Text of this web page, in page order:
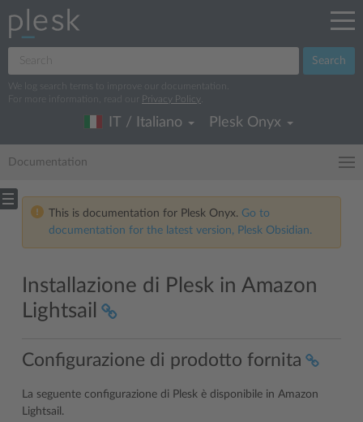
Search
We log search terms to improve our documentation.
For more information, read our
Privacy Policy
IT / Italiano Plesk Onyx
Documentation
This is documentation for Plesk Onyx. Go to
documentation for the latest version, Plesk Obsidian.
Installazione di Plesk in Amazon
Lightsail
Configurazione di prodotto fornita
La seguente configurazione di Plesk è disponibile in Amazon
Lightsail.